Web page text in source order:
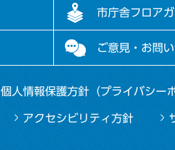
市庁舎フロア
ご意見・お問
個人情報保護方針（プライバシー
アクセシビリティ方針